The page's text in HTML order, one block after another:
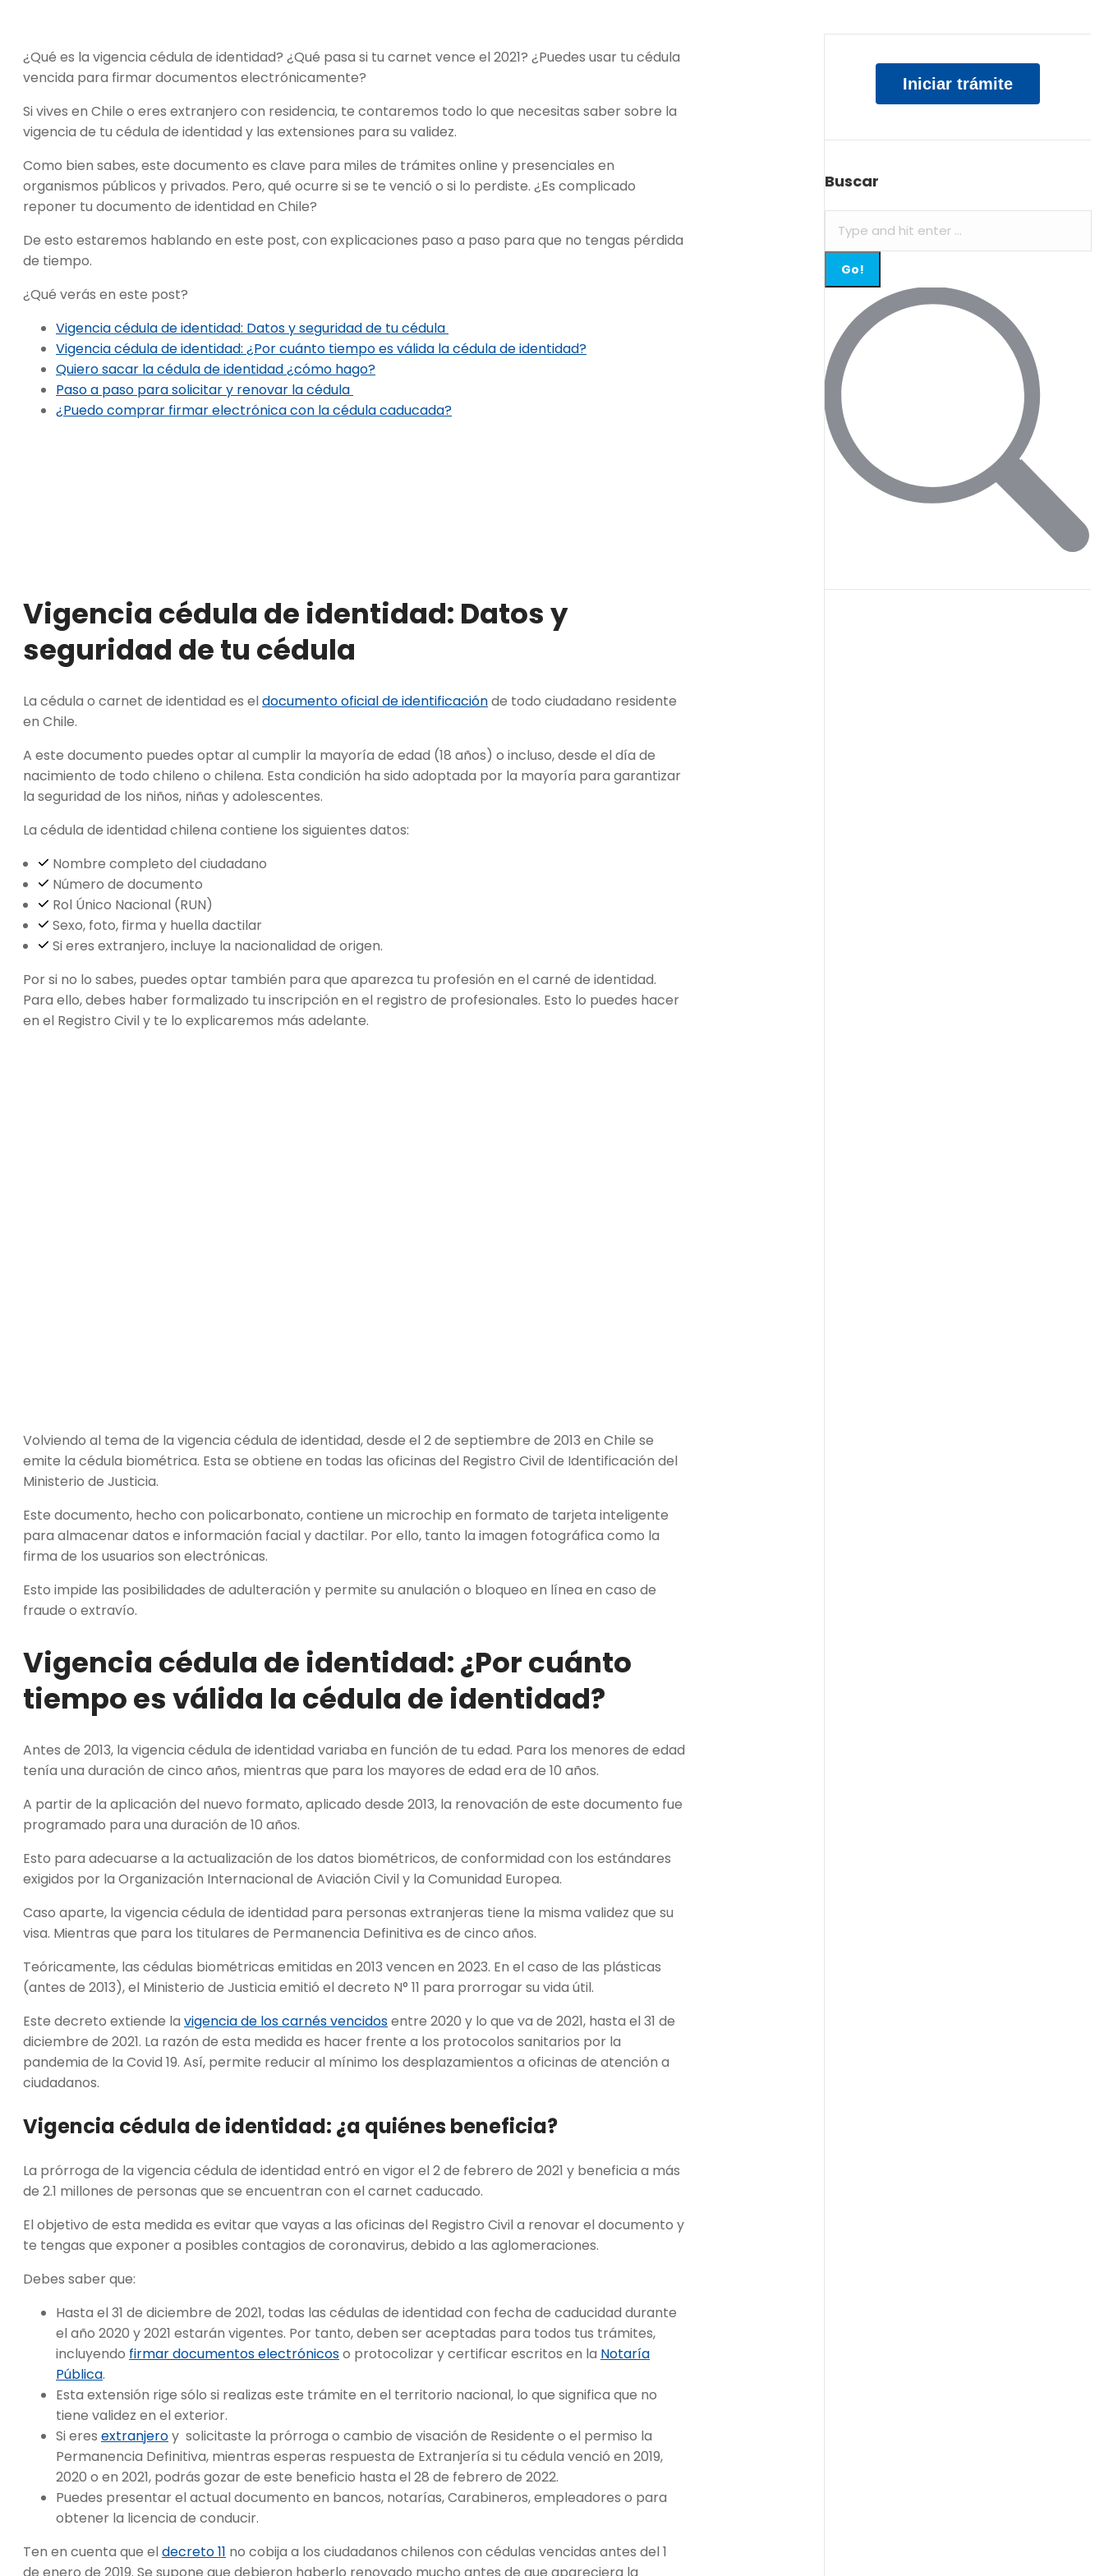
¿Qué es la vigencia cédula de identidad? ¿Qué pasa si tu carnet vence el 2021? ¿Puedes usar tu cédula
vencida para firmar documentos electrónicamente?
Si vives en Chile o eres extranjero con residencia, te contaremos todo lo que necesitas saber sobre la
vigencia de tu cédula de identidad y las extensiones para su validez.
Como bien sabes, este documento es clave para miles de trámites online y presenciales en
organismos públicos y privados. Pero, qué ocurre si se te venció o si lo perdiste. ¿Es complicado
reponer tu documento de identidad en Chile?
De esto estaremos hablando en este post, con explicaciones paso a paso para que no tengas pérdida
de tiempo.
¿Qué verás en este post?
Vigencia cédula de identidad: Datos y seguridad de tu cédula
Vigencia cédula de identidad: ¿Por cuánto tiempo es válida la cédula de identidad?
Quiero sacar la cédula de identidad ¿cómo hago?
Paso a paso para solicitar y renovar la cédula
¿Puedo comprar firmar electrónica con la cédula caducada?
Vigencia cédula de identidad: Datos y
seguridad de tu cédula
La cédula o carnet de identidad es eldocumento oficial de identificaciónde todo ciudadano residente
en Chile.
A este documento puedes optar al cumplir la mayoría de edad (18 años) o incluso, desde el día de
nacimiento de todo chileno o chilena. Esta condición ha sido adoptada por la mayoría para garantizar
la seguridad de los niños, niñas y adolescentes.
La cédula de identidad chilena contiene los siguientes datos:
Nombre completo del ciudadano
Número de documento
Rol Único Nacional (RUN)
Sexo, foto, firma y huella dactilar
Si eres extranjero, incluye la nacionalidad de origen.
Por si no lo sabes, puedes optar también para que aparezca tu profesión en el carné de identidad.
Para ello, debes haber formalizado tu inscripción en el registro de profesionales. Esto lo puedes hacer
en el Registro Civil y te lo explicaremos más adelante.
Volviendo al tema de la vigencia cédula de identidad, desde el 2 de septiembre de 2013 en Chile se
emite la cédula biométrica. Esta se obtiene en todas las oficinas del Registro Civil de Identificación del
Ministerio de Justicia.
Este documento, hecho con policarbonato, contiene un microchip en formato de tarjeta inteligente
para almacenar datos e información facial y dactilar. Por ello, tanto la imagen fotográfica como la
firma de los usuarios son electrónicas.
Esto impide las posibilidades de adulteración y permite su anulación o bloqueo en línea en caso de
fraude o extravío.
Vigencia cédula de identidad:¿Por cuánto
tiempo es válida la cédula de identidad?
Antes de 2013, la vigencia cédula de identidad variaba en función de tu edad. Para los menores de edad
tenía una duración de cinco años, mientras que para los mayores de edad era de 10 años.
A partir de la aplicación del nuevo formato, aplicado desde 2013, la renovación de este documento fue
programado para una duración de 10 años.
Esto para adecuarse a la actualización de los datos biométricos, de conformidad con los estándares
exigidos por la Organización Internacional de Aviación Civil y la Comunidad Europea.
Caso aparte, la vigencia cédula de identidad para personas extranjeras tiene la misma validez que su
visa. Mientras que para los titulares de Permanencia Definitiva es de cinco años.
Teóricamente, las cédulas biométricas emitidas en 2013 vencen en 2023. En el caso de las plásticas
(antes de 2013), el Ministerio de Justicia emitió el decreto N° 11 para prorrogar su vida útil.
Este decreto extiende la vigencia de los carnés vencidosentre 2020 y lo que va de 2021, hasta el 31 de
diciembre de 2021. La razón de esta medida es hacer frente a los protocolos sanitarios por la
pandemia de la Covid 19. Así, permite reducir al mínimo los desplazamientos a oficinas de atención a
ciudadanos.
Vigencia cédula de identidad: ¿a quiénes beneficia?
La prórroga de la vigencia cédula de identidad entró en vigor el 2 de febrero de 2021 y beneficia a más
de 2.1 millones de personas que se encuentran con el carnet caducado.
El objetivo de esta medida es evitar que vayas a las oficinas del Registro Civil a renovar el documento y
te tengas que exponer a posibles contagios de coronavirus, debido a las aglomeraciones.
Debes saber que:
Hasta el 31 de diciembre de 2021, todas las cédulas de identidad con fecha de caducidad durante
el año 2020 y 2021 estarán vigentes. Por tanto, deben ser aceptadas para todos tus trámites,
incluyendo firmar documentos electrónicoso protocolizar y certificar escritos en la Notaría
Pública.
Esta extensión rige sólo si realizas este trámite en el territorio nacional, lo que significa que no
tiene validez en el exterior.
Si eres extranjeroy solicitaste la prórroga o cambio de visación de Residente o el permiso la
Permanencia Definitiva, mientras esperas respuesta de Extranjería si tu cédula venció en 2019,
2020 o en 2021, podrás gozar de este beneficio hasta el 28 de febrero de 2022.
Puedes presentar el actual documento en bancos, notarías, Carabineros, empleadores o para
obtener la licencia de conducir.
Ten en cuenta que eldecreto 11 no cobija a los ciudadanos chilenos con cédulas vencidas antes del 1
Iniciar trámite
Buscar